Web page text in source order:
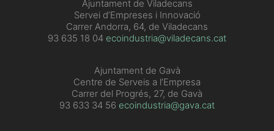
​Ajuntament de Viladecans
Servei d’Empreses i Innovació
Carrer Andorra, 64, de Viladecans
93 635 18 04 ecoindustria@viladecans.cat
Ajuntament de Gavà
Centre de Serveis a l’Empresa
Carrer del Progrés, 27, de Gavà
93 633 34 56 ecoindustria@gava.cat